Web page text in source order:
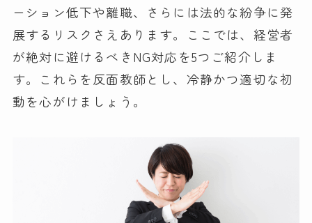
ーション低下や離職、さらには法的な紛争に発
展するリスクさえあります。ここでは、経営者
が絶対に避けるべきNG対応を5つご紹介しま
す。これらを反面教師とし、冷静かつ適切な初
動を心がけましょう。